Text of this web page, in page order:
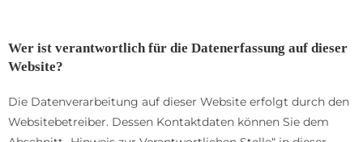
Wer ist verantwortlich für die Datenerfassung auf dieser
Website?
Die Datenverarbeitung auf dieser Website erfolgt durch den
Websitebetreiber. Dessen Kontaktdaten können Sie dem